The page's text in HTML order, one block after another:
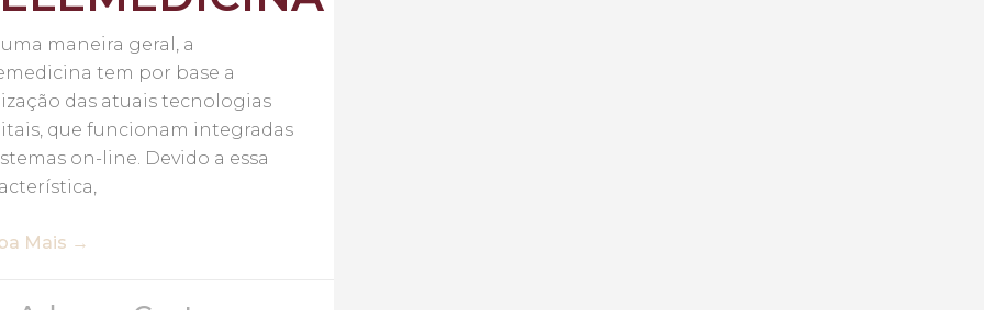
maneira geral, a
tem por base a
das atuais tecnologias
que funcionam integradas
on-line. Devido a essa
Mais →